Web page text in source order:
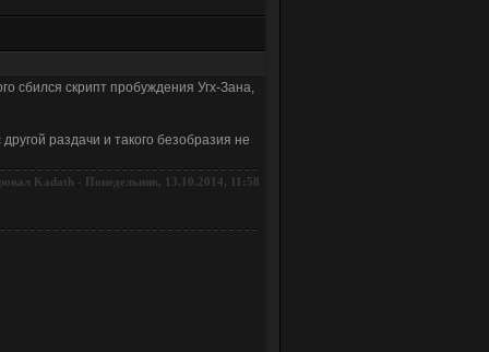
сбился скрипт пробуждения Угх-Зана,
раздачи и такого безобразия не
Kadath - Понедельник, 13.10.2014, 11:58